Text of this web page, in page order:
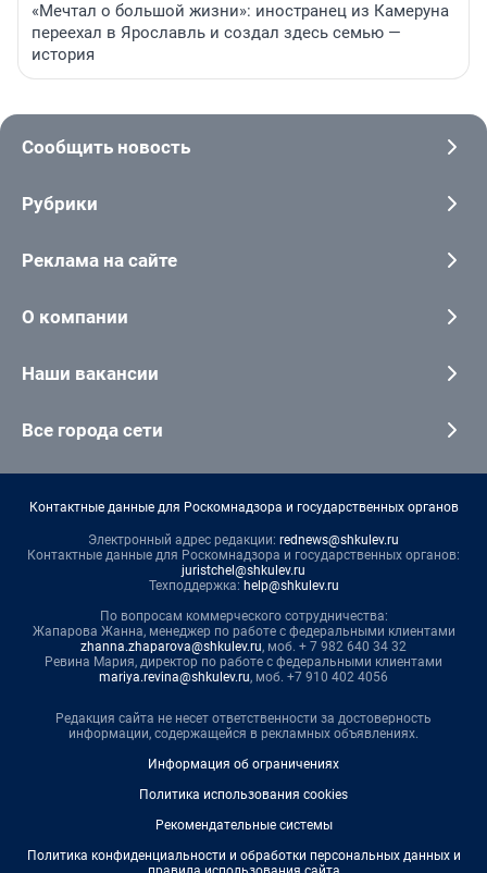
«Мечтал о большой жизни»: иностранец из Камеруна
переехал в Ярославль и создал здесь семью —
история
Сообщить новость
Рубрики
Реклама на сайте
О компании
Наши вакансии
Все города сети
Контактные данные для Роскомнадзора и государственных органов
Электронный адрес редакции: rednews@shkulev.ru
Контактные данные для Роскомнадзора и государственных органов:
juristchel@shkulev.ru
Техподдержка: help@shkulev.ru
По вопросам коммерческого сотрудничества:
Жапарова Жанна, менеджер по работе с федеральными клиентами
zhanna.zhaparova@shkulev.ru, моб. + 7 982 640 34 32
Ревина Мария, директор по работе с федеральными клиентами
mariya.revina@shkulev.ru, моб. +7 910 402 4056
Редакция сайта не несет ответственности за достоверность
информации, содержащейся в рекламных объявлениях.
Информация об ограничениях
Политика использования cookies
Рекомендательные системы
Политика конфиденциальности и обработки персональных данных и